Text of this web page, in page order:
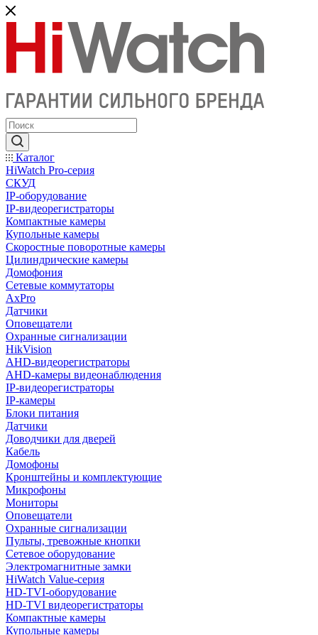
Каталог
HiWatch Pro-серия
CКУД
IP-оборудование
IP-видеорегистраторы
Компактные камеры
Купольные камеры
Скоростные поворотные камеры
Цилиндрические камеры
Домофония
Сетевые коммутаторы
AxPro
Датчики
Оповещатели
Охранные сигнализации
HikVision
AHD-видеорегистраторы
AHD-камеры видеонаблюдения
IP-видеорегистраторы
IP-камеры
Блоки питания
Датчики
Доводчики для дверей
Кабель
Домофоны
Кронштейны и комплектующие
Микрофоны
Мониторы
Оповещатели
Охранные сигнализации
Пульты, тревожные кнопки
Сетевое оборудование
Электромагнитные замки
HiWatch Value-серия
HD-TVI-оборудование
HD-TVI видеорегистраторы
Компактные камеры
Купольные камеры